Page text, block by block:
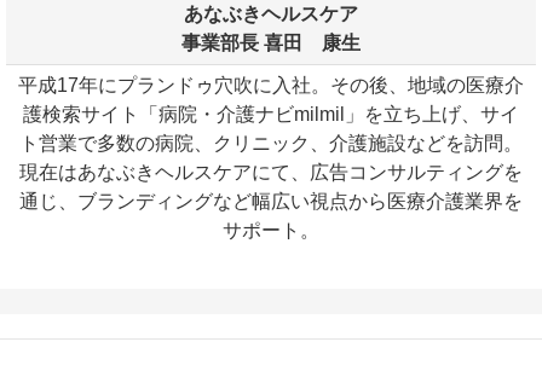
あなぶきヘルスケア
事業部長 喜田 康生
平成17年にプランドゥ穴吹に入社。その後、地域の医療介
護検索サイト「病院・介護ナビmilmil」を立ち上げ、サイ
ト営業で多数の病院、クリニック、介護施設などを訪問。
現在はあなぶきヘルスケアにて、広告コンサルティングを
通じ、ブランディングなど幅広い視点から医療介護業界を
サポート。